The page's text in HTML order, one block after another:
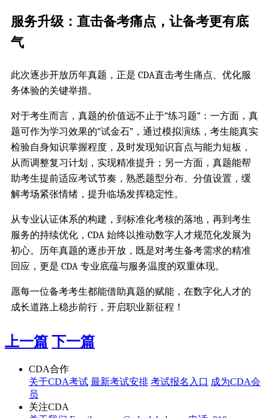
服务升级：直击备考痛点，让备考更有底
气
此次逐步开放历年真题，正是 CDA直击考生痛点、优化服
务体验的关键举措。
对于考生而言，真题的价值远不止于“练习题”：一方面，真
题可作为学习效果的“试金石”，通过模拟演练，考生能真实
检验自身知识掌握程度，及时发现知识盲点与能力短板，
从而调整复习计划，实现精准提升；另一方面，真题能帮
助考生提前适应考试节奏，熟悉题型分布、分值设置，缓
解考场紧张情绪，提升临场发挥稳定性。
从专业认证体系的构建，到标准化考核的落地，再到考生
服务的持续优化，CDA 始终以推动数字人才规范化发展为
初心。历年真题的逐步开放，既是对考生备考需求的精准
回应，更是 CDA 专业底蕴与服务温度的双重体现。
愿每一位备考考生都能借助真题的赋能，在数字化人才的
成长道路上稳步前行，开启职业新征程！
上一篇 下一篇
CDA合作
关于CDA考试 最新考试安排 考试报名入口 成为CDA会
员
关注CDA